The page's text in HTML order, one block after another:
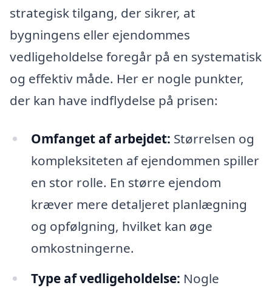
strategisk tilgang, der sikrer, at
bygningens eller ejendommes
vedligeholdelse foregår på en systematisk
og effektiv måde. Her er nogle punkter,
der kan have indflydelse på prisen:
Omfanget af arbejdet: Størrelsen og
kompleksiteten af ejendommen spiller
en stor rolle. En større ejendom
kræver mere detaljeret planlægning
og opfølgning, hvilket kan øge
omkostningerne.
Type af vedligeholdelse: Nogle